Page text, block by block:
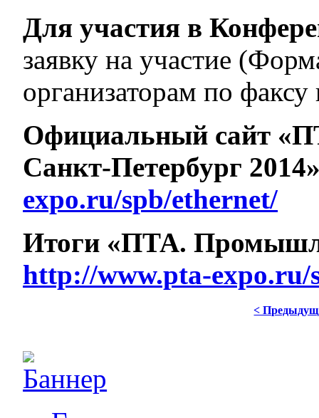
Для участия в
заявку на участие
организаторам по
Официальный сайт
Санкт-Петербург
expo.ru/spb/ethernet/
Итоги «ПТА.
http://www.pta-expo.ru/
<